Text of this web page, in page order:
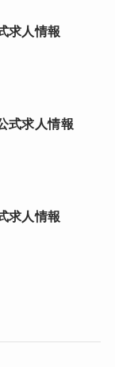
求人情報
式求人情報
求人情報